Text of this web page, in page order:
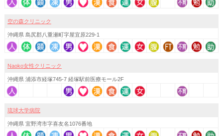
空の森クリニック
沖縄県 島尻郡八重瀬町字屋宜原229-1
Naoko女性クリニック
沖縄県 浦添市経塚745-7 経塚駅前医療モール2F
琉球大学病院
沖縄県 宜野湾市字喜友名1076番地